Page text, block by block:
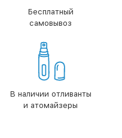
Бесплатный
самовывоз
В наличии отливанты
и атомайзеры